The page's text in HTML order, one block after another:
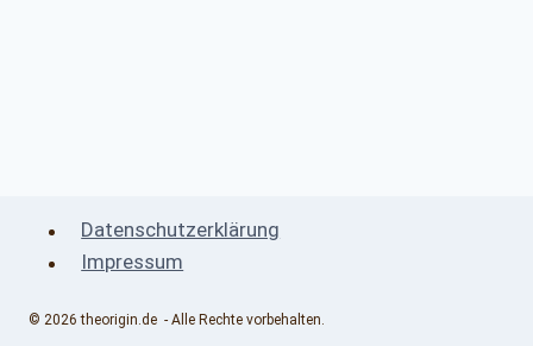
Datenschutzerklärung
Impressum
© 2026 theorigin.de - Alle Rechte vorbehalten.